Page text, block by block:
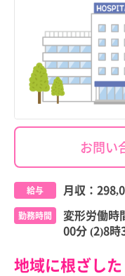
お問い
給与 月収：
勤務時間
変形労働時
00分 (2)8
地域に根ざした